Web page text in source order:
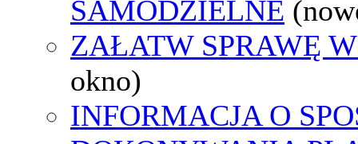
SAMODZIELNE
ZAŁATW SPRAWĘ
okno)
INFORMACJA O